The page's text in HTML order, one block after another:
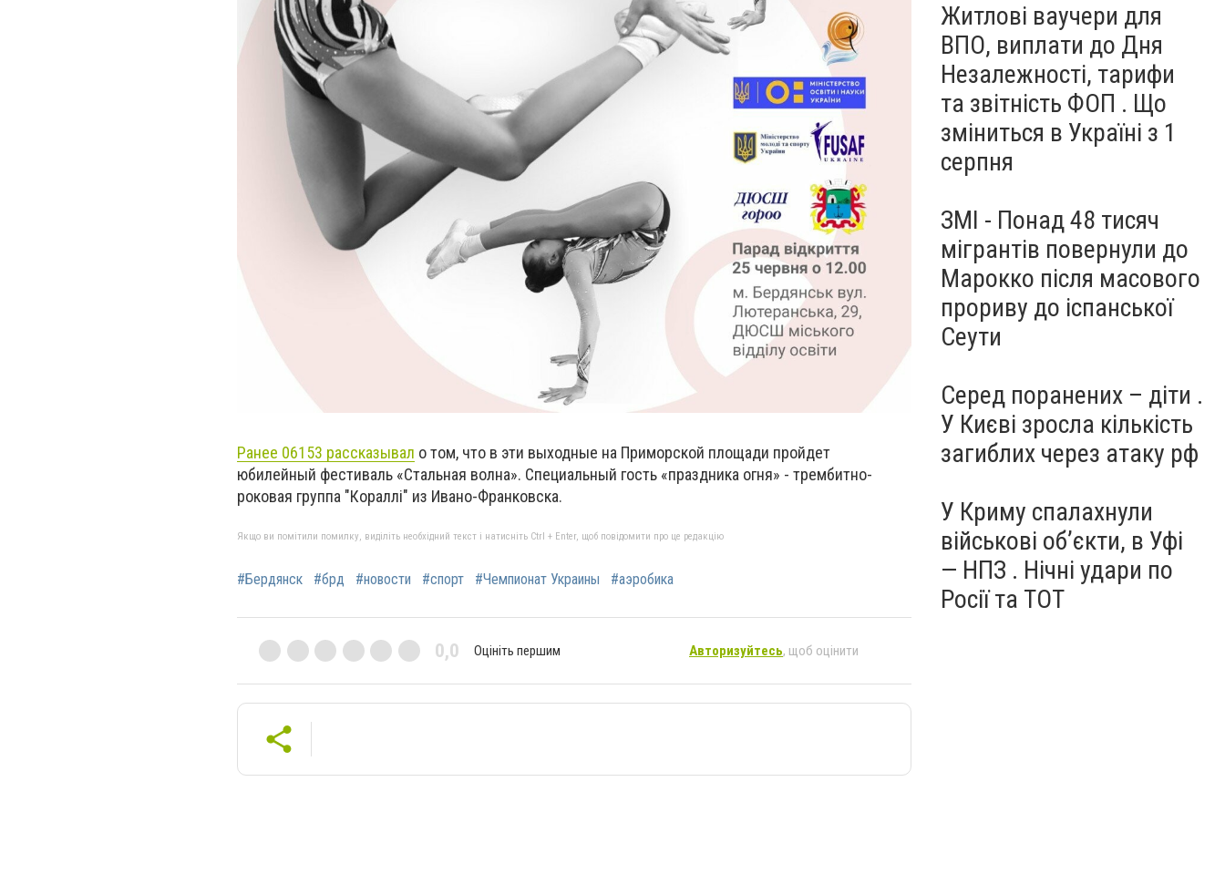
Ранее 06153 рассказывал о том, что в эти выходные на Приморской площади пройдет
юбилейный фестиваль «Стальная волна». Специальный гость «праздника огня» - трембитно-
роковая группа "Кораллі" из Ивано-Франковска.
Якщо ви помітили помилку, виділіть необхідний текст і натисніть Ctrl + Enter, щоб повідомити про це редакцію
#Бердянск #брд #новости #спорт #Чемпионат Украины #аэробика
0,0 Оцініть першим Авторизуйтесь, щоб оцінити
Житлові ваучери для
ВПО, виплати до Дня
Незалежності, тарифи
та звітність ФОП . Що
зміниться в Україні з 1
серпня
ЗМІ - Понад 48 тисяч
мігрантів повернули до
Марокко після масового
прориву до іспанської
Сеути
Серед поранених – діти .
У Києві зросла кількість
загиблих через атаку рф
У Криму спалахнули
військові об’єкти, в Уфі
— НПЗ . Нічні удари по
Росії та ТОТ